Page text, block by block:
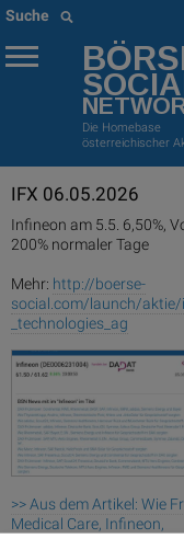
Suche
Die Homebase
österreichischer
IFX 06.05.2026
Infineon am 5.5. 6,50%,
200% normaler Tage
Mehr: http://boerse-
social.com/launch/
_technologies_ag
>> Aus dem Artikel: Wie
Medical Care, Infineon,